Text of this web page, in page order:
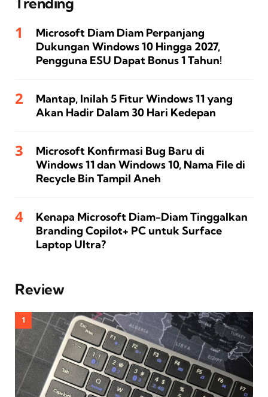
Microsoft Diam Diam Perpanjang
Dukungan Windows 10 Hingga 2027,
Pengguna ESU Dapat Bonus 1 Tahun!
Mantap, Inilah 5 Fitur Windows 11 yang
Akan Hadir Dalam 30 Hari Kedepan
Microsoft Konfirmasi Bug Baru di
Windows 11 dan Windows 10, Nama File di
Recycle Bin Tampil Aneh
Kenapa Microsoft Diam-Diam Tinggalkan
Branding Copilot+ PC untuk Surface
Laptop Ultra?
Review